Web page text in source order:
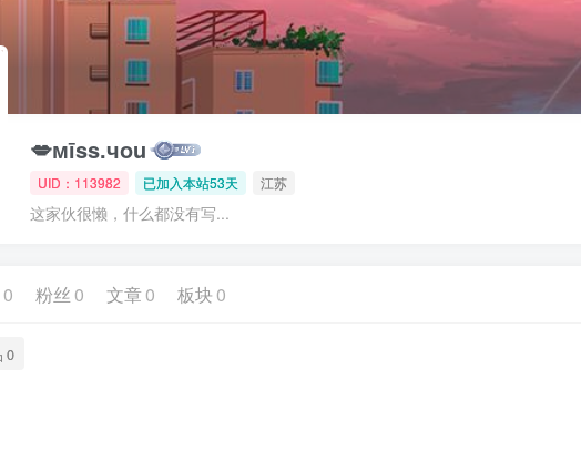
💋мīss.чou
UID：113982 已加入本站53天 江苏
这家伙很懒，什么都没有写...
0 粉丝 0 文章0 板块 0
0